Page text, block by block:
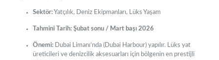
Sektör:Yatçılık, Deniz Ekipmanları, Lüks Yaşam
Tahmini Tarih: Şubat sonu / Mart başı 2026
Önemi:Dubai Limanı’nda (Dubai Harbour) yapılır. Lüks yat
üreticileri ve denizcilik aksesuarları için bölgenin en prestijli